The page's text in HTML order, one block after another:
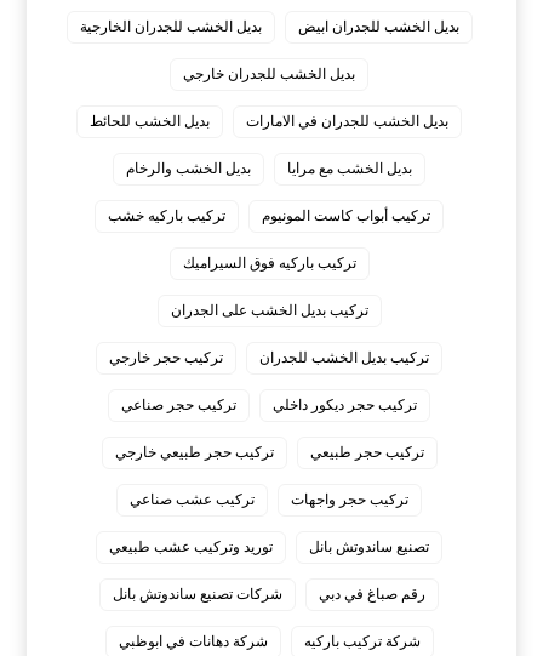
بديل الخشب للجدران ابيض بديل الخشب للجدران الخارجية
بديل الخشب للجدران خارجي
بديل الخشب للجدران في الامارات بديل الخشب للحائط
بديل الخشب مع مرايا بديل الخشب والرخام
تركيب أبواب كاست المونيوم تركيب باركيه خشب
تركيب باركيه فوق السيراميك
تركيب بديل الخشب على الجدران
تركيب بديل الخشب للجدران تركيب حجر خارجي
تركيب حجر ديكور داخلي تركيب حجر صناعي
تركيب حجر طبيعي تركيب حجر طبيعي خارجي
تركيب حجر واجهات تركيب عشب صناعي
تصنيع ساندوتش بانل توريد وتركيب عشب طبيعي
رقم صباغ في دبي شركات تصنيع ساندوتش بانل
شركة تركيب باركيه شركة دهانات في ابوظبي